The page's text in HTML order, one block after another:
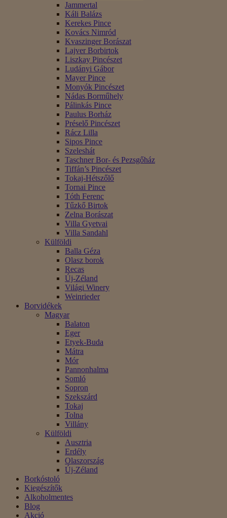
Jammertal
Káli Balázs
Kerekes Pince
Kovács Nimród
Kvaszinger Borászat
Lajver Borbirtok
Liszkay Pincészet
Ludányi Gábor
Mayer Pince
Monyók Pincészet
Nádas Borműhely
Pálinkás Pince
Paulus Borház
Préselő Pincészet
Rácz Lilla
Sipos Pince
Szeleshát
Taschner Bor- és Pezsgőház
Tiffán’s Pincészet
Tokaj-Hétszőlő
Tornai Pince
Tóth Ferenc
Tűzkő Birtok
Zelna Borászat
Villa Gyetvai
Villa Sandahl
Külföldi
Balla Géza
Olasz borok
Recas
Új-Zéland
Világi Winery
Weinrieder
Borvidékek
Magyar
Balaton
Eger
Etyek-Buda
Mátra
Mór
Pannonhalma
Somló
Sopron
Szekszárd
Tokaj
Tolna
Villány
Külföldi
Ausztria
Erdély
Olaszország
Új-Zéland
Borkóstoló
Kiegészítők
Alkoholmentes
Blog
Akció